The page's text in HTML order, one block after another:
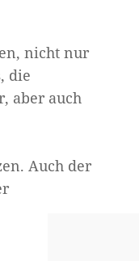
nicht nur
die
aber auch
Auch der